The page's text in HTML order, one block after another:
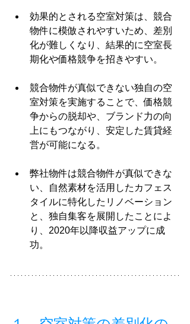
効果的とされる空室対策は、競合
物件に模倣されやすいため、差別
化が難しくなり、結果的に空室長
期化や価格競争を招きやすい。
競合物件が真似できない独自の空
室対策を実施することで、価格競
争からの脱却や、ブランド力の向
上にもつながり、安定した賃貸経
営が可能になる。
弊社物件は競合物件が真似できな
い、自然素材を活用したカフェス
タイルに特化したリノベーション
と、独自集客を展開したことによ
り、2020年以降収益アップに成
功。